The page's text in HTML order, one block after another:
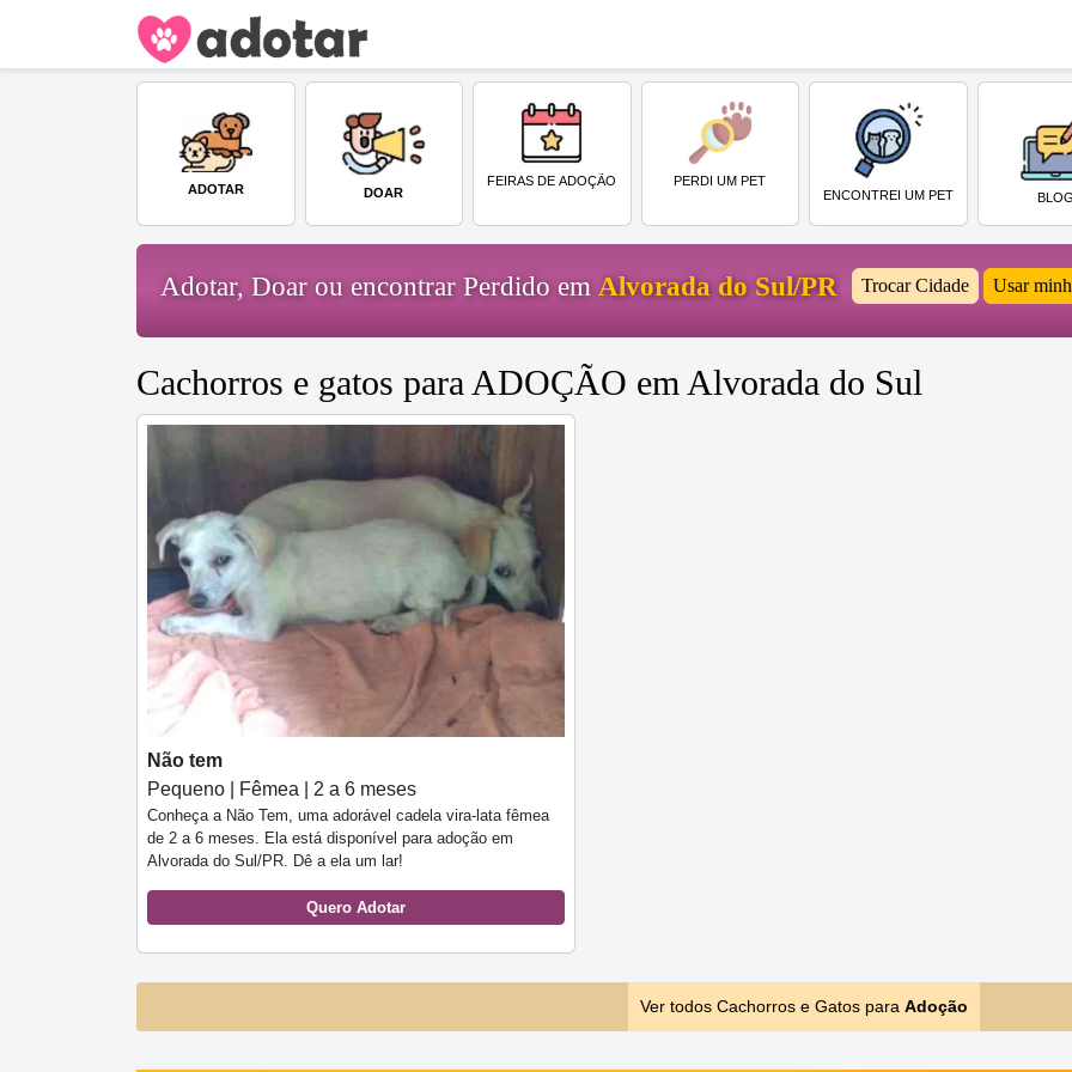
ADOTAR DOAR
FEIRAS DE ADOÇÃO
PERDI UM PET
ENCONTREI UM PET
BLOG
Adotar, Doar ou encontrar Perdido em Alvorada do Sul/PR Trocar Cidade Usar
Cachorros e gatos para ADOÇÃO em Alvorada do Sul
Não tem
Pequeno | Fêmea | 2 a 6 meses
Conheça a Não Tem, uma adorável cadela vira-lata fêmea
de 2 a 6 meses. Ela está disponível para adoção em
Alvorada do Sul/PR. Dê a ela um lar!
Quero Adotar
Ver todos Cachorros e Gatos para Adoção